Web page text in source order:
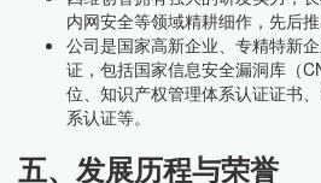
内网安全等领域精耕细作，先后
公司是国家高新企业、专精特新
证，包括国家信息安全漏洞库（
位、知识产权管理体系认证证书
系认证等。
五、发展历程与荣誉